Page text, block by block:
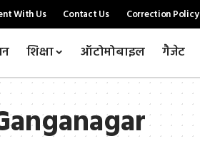
With Us Contact Us Correction Policy
शिक्षा ऑटोमोबाइल गैजेट